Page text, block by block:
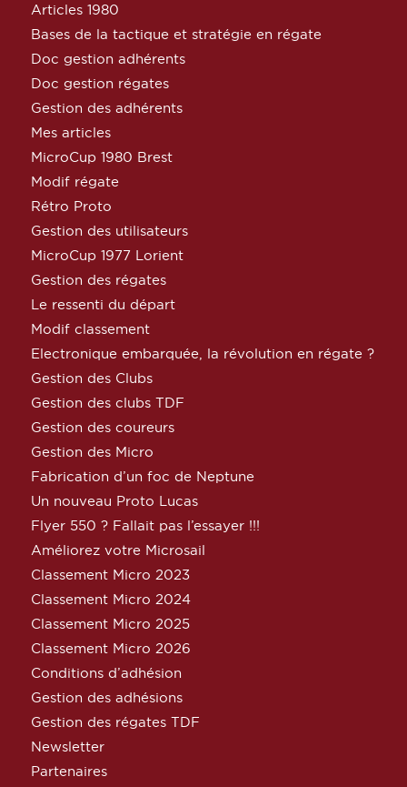
Articles 1980
Bases de la tactique et stratégie en régate
Doc gestion adhérents
Doc gestion régates
Gestion des adhérents
Mes articles
MicroCup 1980 Brest
Modif régate
Rétro Proto
Gestion des utilisateurs
MicroCup 1977 Lorient
Gestion des régates
Le ressenti du départ
Modif classement
Electronique embarquée, la révolution en régate ?
Gestion des Clubs
Gestion des clubs TDF
Gestion des coureurs
Gestion des Micro
Fabrication d’un foc de Neptune
Un nouveau Proto Lucas
Flyer 550 ? Fallait pas l’essayer !!!
Améliorez votre Microsail
Classement Micro 2023
Classement Micro 2024
Classement Micro 2025
Classement Micro 2026
Conditions d’adhésion
Gestion des adhésions
Gestion des régates TDF
Newsletter
Partenaires